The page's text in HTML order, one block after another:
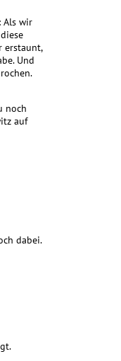
Als wir
erstaunt,
Und
noch
auf
dabei.